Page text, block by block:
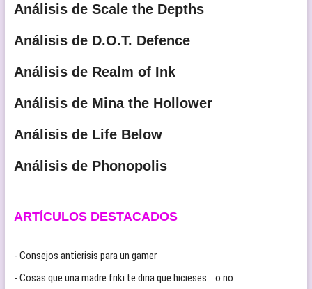
Análisis de Scale the Depths
Análisis de D.O.T. Defence
Análisis de Realm of Ink
Análisis de Mina the Hollower
Análisis de Life Below
Análisis de Phonopolis
ARTÍCULOS DESTACADOS
- Consejos anticrisis para un gamer
- Cosas que una madre friki te diria que hicieses… o no